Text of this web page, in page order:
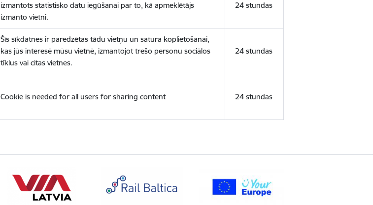
izmantots statistisko datu iegūšanai par to, kā apmeklētājs
izmanto vietni.
24 stundas
Šīs sīkdatnes ir paredzētas tādu vietņu un satura koplietošanai,
kas jūs interesē mūsu vietnē, izmantojot trešo personu sociālos
tīklus vai citas vietnes.
24 stundas
Cookie is needed for all users for sharing content 24 stundas